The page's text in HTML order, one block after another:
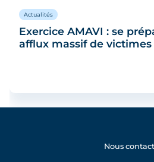
Actualités
Exercice AMAVI : se
afflux massif de victimes
Nous